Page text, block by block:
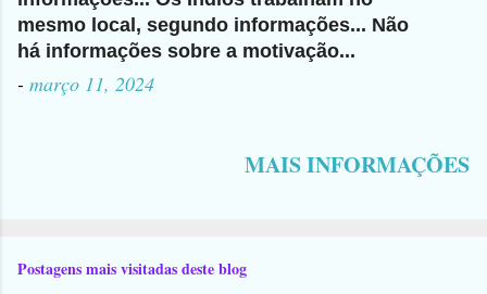
mesmo local, segundo informações... Não
há informações sobre a motivação...
- março 11, 2024
MAIS INFORMAÇÕES
Postagens mais visitadas deste blog